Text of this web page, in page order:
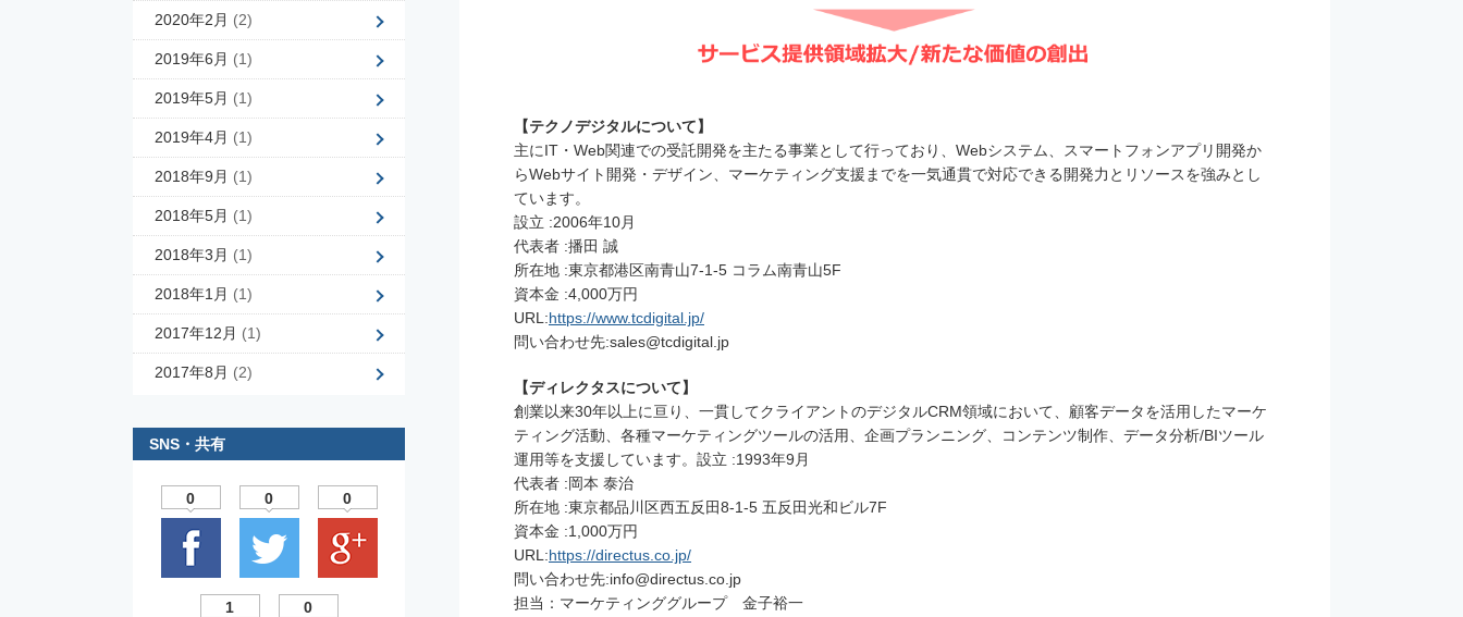
【テクノデジタルについて】
主にIT・Web関連での受託開発を主たる事業として行っており、Webシステム、スマートフォンアプリ開発か
らWebサイト開発・デザイン、マーケティング支援までを一気通貫で対応できる開発力とリソースを強みとし
ています。
設立 :2006年10月
代表者 :播田 誠
所在地 :東京都港区南⻘山7-1-5 コラム南⻘山5F
資本金 :4,000万円
URL:https://www.tcdigital.jp/
問い合わせ先:sales@tcdigital.jp
【ディレクタスについて】
創業以来30年以上に亘り、一貫してクライアントのデジタルCRM領域において、顧客データを活用したマーケ
ティング活動、各種マーケティングツールの活用、企画プランニング、コンテンツ制作、データ分析/BIツール
運用等を支援しています。設立 :1993年9月
代表者 :岡本 泰治
所在地 :東京都品川区西五反田8-1-5 五反田光和ビル7F
資本金 :1,000万円
URL:https://directus.co.jp/
問い合わせ先:info@directus.co.jp
担当：マーケティンググループ 金子裕一
2020年2月 (2)
2019年6月 (1)
2019年5月 (1)
2019年4月 (1)
2018年9月 (1)
2018年5月 (1)
2018年3月 (1)
2018年1月 (1)
2017年12月 (1)
2017年8月 (2)
SNS・共有
0 0 0
1 0